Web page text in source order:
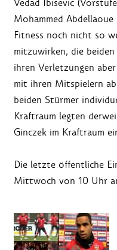
Vedad Ibisevic
Mohammed
Fitness noch nicht so
mitzuwirken, die beiden
ihren Verletzungen
mit ihren Mitspielern
beiden Stürmer
Kraftraum legten
Ginczek im Kraftraum
Die letzte öffentliche
Mittwoch von 10 Uhr